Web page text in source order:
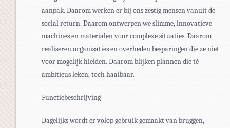
aanpak. Daarom werken er bij ons zestig mensen vanuit de
social return. Daarom ontwerpen we slimme, innovatieve
machines en materialen voor complexe situaties. Daarom
realiseren organisaties en overheden besparingen die ze niet
voor mogelijk hielden. Daarom blijken plannen die té
ambitieus leken, toch haalbaar.
Functiebeschrijving
Dagelijks wordt er volop gebruik gemaakt van bruggen,